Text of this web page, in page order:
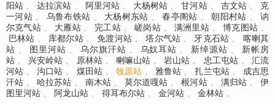
阳站
达拉滨站 阿里河站 大杨树站 甘河站 吉文站
克
一河站
乌鲁布铁站 大杨树东站 春亭阁站 朝阳村站
讷
尔克气站
大雁站 完工站 嵯岗站 满洲里站 博克图站
巴林站
库都尔站 免渡河站 塔尔气站 牙克石站
喀喇其
站
图里河站 乌尔旗汗站 乌奴耳站 新绰源站
新帐房
站
兴安岭站 原林站 喇嘛山站 岩山站 忠工屯站
汇流
河站
沟口站 煤田站 牧原站 雅鲁站 扎兰屯站
成吉思
汗站
哈拉苏站 南木站 莫尔道嘎站 根河站 满归站
伊
图里河站
阿龙山站 得耳布尔站 金河站 金林站 。